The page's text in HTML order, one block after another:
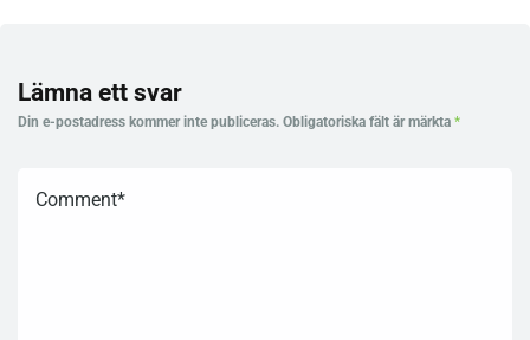
Lämna ett svar
Din e-postadress kommer inte publiceras. Obligatoriska fält är märkta *